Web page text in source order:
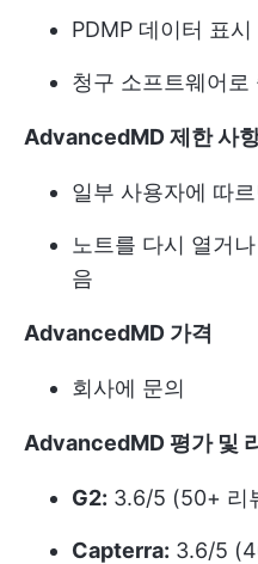
PDMP 데이터 표시
청구 소프트웨어로
AdvancedMD 제한 사
일부 사용자에 따
노트를 다시 열거
음
AdvancedMD 가격
회사에 문의
AdvancedMD 평가 및
G2: 3.6/5 (50+ 리
Capterra: 3.6/5